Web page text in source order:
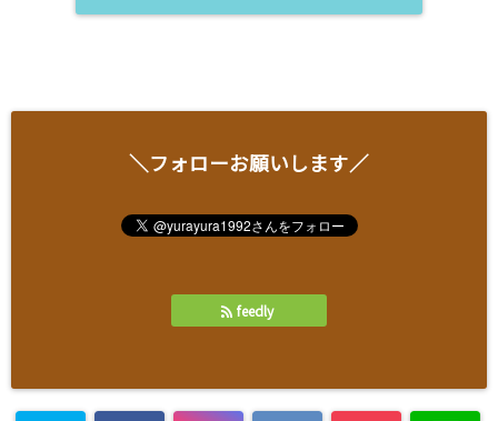
＼フォローお願いします／
feedly